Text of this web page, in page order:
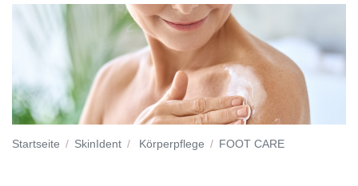
Startseite SkinIdent Körperpflege FOOT CARE